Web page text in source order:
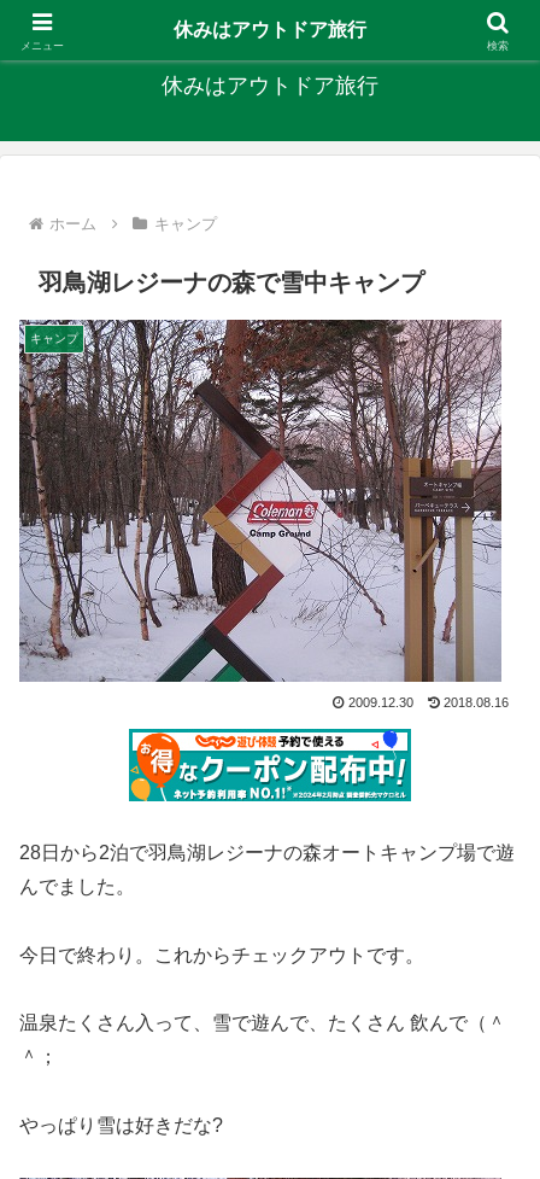
キャンプ、釣り、旅行など外遊びを楽しんでます
休みはアウトドア旅行
ホーム キャンプ
羽鳥湖レジーナの森で雪中キャンプ
キャンプ
2009.12.30 2018.08.16
28日から2泊で羽鳥湖レジーナの森オートキャンプ場で遊
んでました。
今日で終わり。これからチェックアウトです。
温泉たくさん入って、雪で遊んで、たくさん 飲んで（＾
＾；
やっぱり雪は好きだな?
メニュー
休みはアウトドア旅行
検索